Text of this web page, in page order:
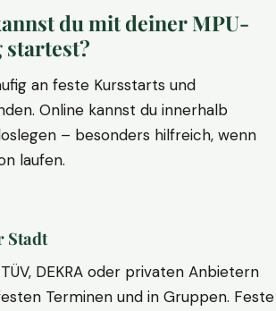
du mit deiner MPU-
an feste Kursstarts und
Online kannst du innerhalb
– besonders hilfreich, wenn
laufen.
Stadt
DEKRA oder privaten Anbietern
Terminen und in Gruppen. Feste